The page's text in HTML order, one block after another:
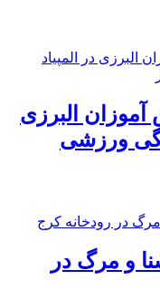
البرزی
ورزشی
و مرگ در